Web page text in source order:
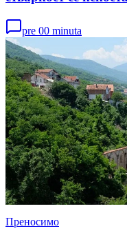
pre 00 minuta
Преносимо